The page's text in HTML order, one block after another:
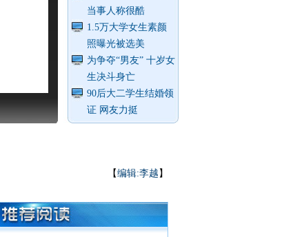
当事人称很酷
1.5万大学女生素颜
照曝光被选美
为争夺“男友” 十岁女
生决斗身亡
90后大二学生结婚领
证 网友力挺
【编辑:李越 】